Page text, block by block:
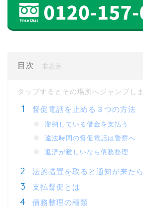
目次 非表示
督促電話を止める３つの方法
滞納している借金を支払う
違法時間の督促電話は警察へ
返済が難しいなら債務整理
法的措置を取ると通知が来たら
支払督促とは
債務整理の種類